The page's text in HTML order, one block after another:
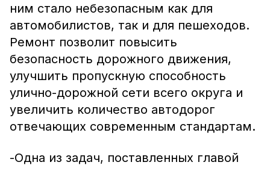
ним стало небезопасным как для
автомобилистов, так и для пешеходов.
Ремонт позволит повысить
безопасность дорожного движения,
улучшить пропускную способность
улично-дорожной сети всего округа и
увеличить количество автодорог
отвечающих современным стандартам.
-Одна из задач, поставленных главой